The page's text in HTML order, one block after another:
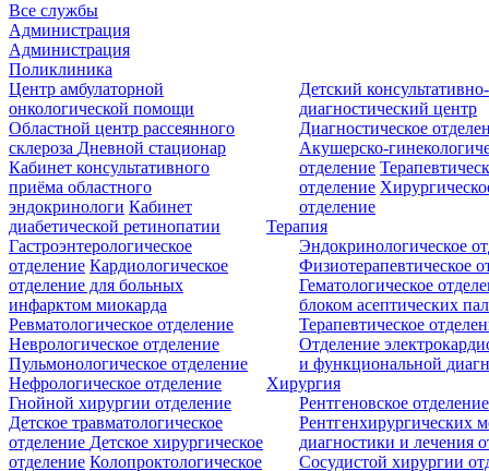
Все службы
Администрация
Администрация
Поликлиника
Центр амбулаторной
онкологической помощи
Областной центр рассеянного
склероза Дневной стационар
Кабинет консультативного
приёма областного
эндокринологи Кабинет
диабетической ретинопатии
Детский консультативно-
диагностический центр
Диагностическое
Акушерско-
отделение
отделение
отделение
Терапия
Гастроэнтерологическое
отделение Кардиологическое
отделение для больных
инфарктом миокарда
Ревматологическое отделение
Неврологическое отделение
Пульмонологическое отделение
Нефрологическое отделение
Эндокринологическое
Физиотерапевтическое
Гематологическое
блоком асептических
Терапевтическое
Отделение
и функциональной
Хирургия
Гнойной хирургии отделение
Детское травматологическое
отделение Детское хирургическое
отделение Колопроктологическое
Рентгеновское отделение
Рентгенхирургических
диагностики и лечения
Сосудистой хирургии